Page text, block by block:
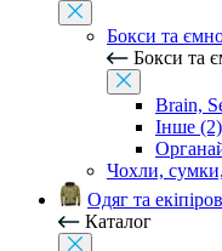
Бокси та
Бокси та
Brain,
Інше (2)
Чохли,
Одяг та
Каталог